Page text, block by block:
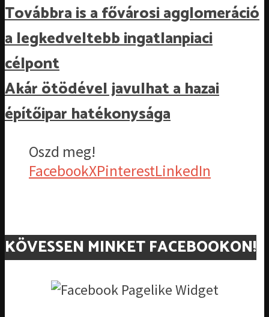
Továbbra is a fővárosi agglomeráció
a legkedveltebb ingatlanpiaci
célpont
Akár ötödével javulhat a hazai
építőipar hatékonysága
Oszd meg!
FacebookXPinterestLinkedIn
KÖVESSEN MINKET FACEBOOKON!